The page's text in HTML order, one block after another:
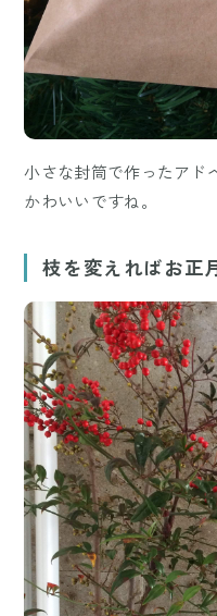
小さな封筒で作ったアド
かわいいですね。
枝を変えればお正